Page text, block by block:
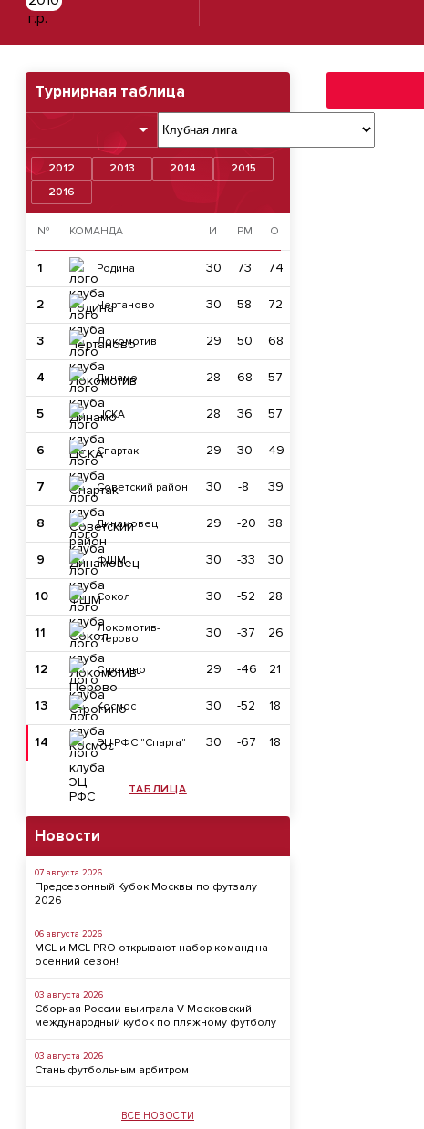
Турнирная таблица
2012 2013 2014
2015
2016
№ КОМАНДА И РМ О
1 Родина 30 73 74
2 Чертаново 30 58 72
3 Локомотив 29 50 68
4 Динамо 28 68 57
5 ЦСКА 28 36 57
6 Спартак 29 30 49
7 Советский район 30 -8 39
8 Динамовец 29 -20 38
9 ФШМ 30 -33 30
10 Сокол 30 -52 28
11
Локомотив-
Перово
30 -37 26
12 Строгино 29 -46 21
13 Космос 30 -52 18
14 ЭЦ РФС "Спарта" 30 -67 18
ТАБЛИЦА
Новости
07 августа 2026
Предсезонный Кубок Москвы по футзалу
2026
06 августа 2026
MCL и MCL PRO открывают набор команд на
осенний сезон!
03 августа 2026
Сборная России выиграла V Московский
международный кубок по пляжному футболу
03 августа 2026
Стань футбольным арбитром
ВСЕ НОВОСТИ